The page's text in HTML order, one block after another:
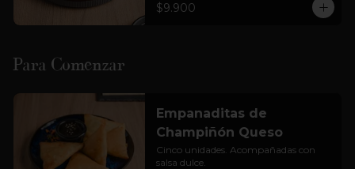
$9.900
Para Comenzar
Empanaditas de
Champiñón Queso
Cinco unidades. Acompañadas con
salsa dulce.